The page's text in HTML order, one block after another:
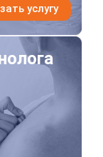
услугу